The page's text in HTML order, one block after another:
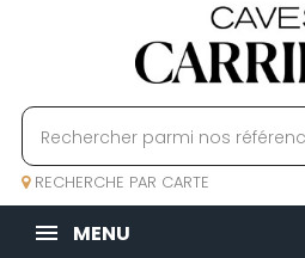
RECHERCHE PAR CARTE
MENU